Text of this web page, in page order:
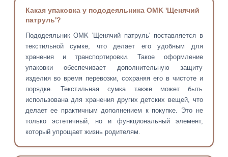
Какая упаковка у пододеяльника OMK 'Щенячий
патруль'?
Пододеяльник OMK 'Щенячий патруль' поставляется в
текстильной сумке, что делает его удобным для
хранения и транспортировки. Такое оформление
упаковки обеспечивает дополнительную защиту
изделия во время перевозки, сохраняя его в чистоте и
порядке. Текстильная сумка также может быть
использована для хранения других детских вещей, что
делает ее практичным дополнением к покупке. Это не
только эстетичный, но и функциональный элемент,
который упрощает жизнь родителям.